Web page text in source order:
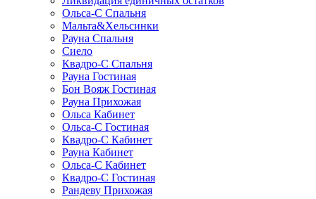
Ольса-С Спальня
Мальта&Хельсинки
Рауна Спальня
Сиело
Квадро-С Спальня
Рауна Гостиная
Бон Вояж Гостиная
Рауна Прихожая
Ольса Кабинет
Ольса-С Гостиная
Квадро-С Кабинет
Рауна Кабинет
Ольса-С Кабинет
Квадро-С Гостиная
Рандеву Прихожая